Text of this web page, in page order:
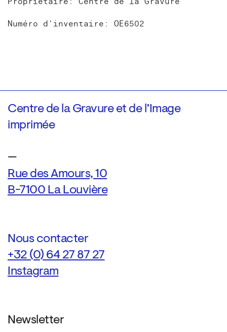
Numéro d'inventaire: OE6502
Centre de la Gravure et de l’Image
imprimée
—
Rue des Amours, 10
B-7100 La Louvière
Nous contacter
+32 (0) 64 27 87 27
Instagram
Newsletter